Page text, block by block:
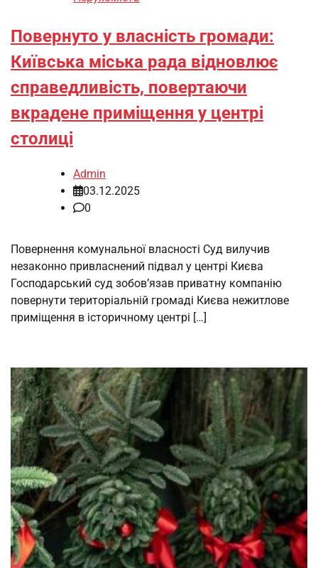
Повернуто у власність громади:
Київська міська рада відновлює
справедливість, повертаючи
вкрадене приміщення у центрі
столиці
Admin
03.12.2025
0
Повернення комунальної власності Суд вилучив
незаконно привласнений підвал у центрі Києва
Господарський суд зобов’язав приватну компанію
повернути територіальній громаді Києва нежитлове
приміщення в історичному центрі […]